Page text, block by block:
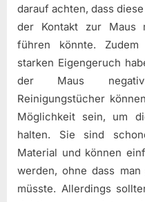
darauf achten, dass
der Kontakt zur Maus
führen könnte.
starken Eigengeruch
der Maus
Reinigungstücher
Möglichkeit sein, um
halten. Sie sind
Material und können
werden, ohne dass
müsste. Allerdings